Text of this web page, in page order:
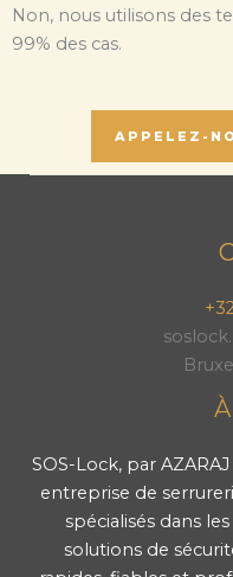
Non, nous utilisons des
99% des cas.
APPELEZ-
SOS-Lock, par
entreprise de
spécialisés dans
solutions de